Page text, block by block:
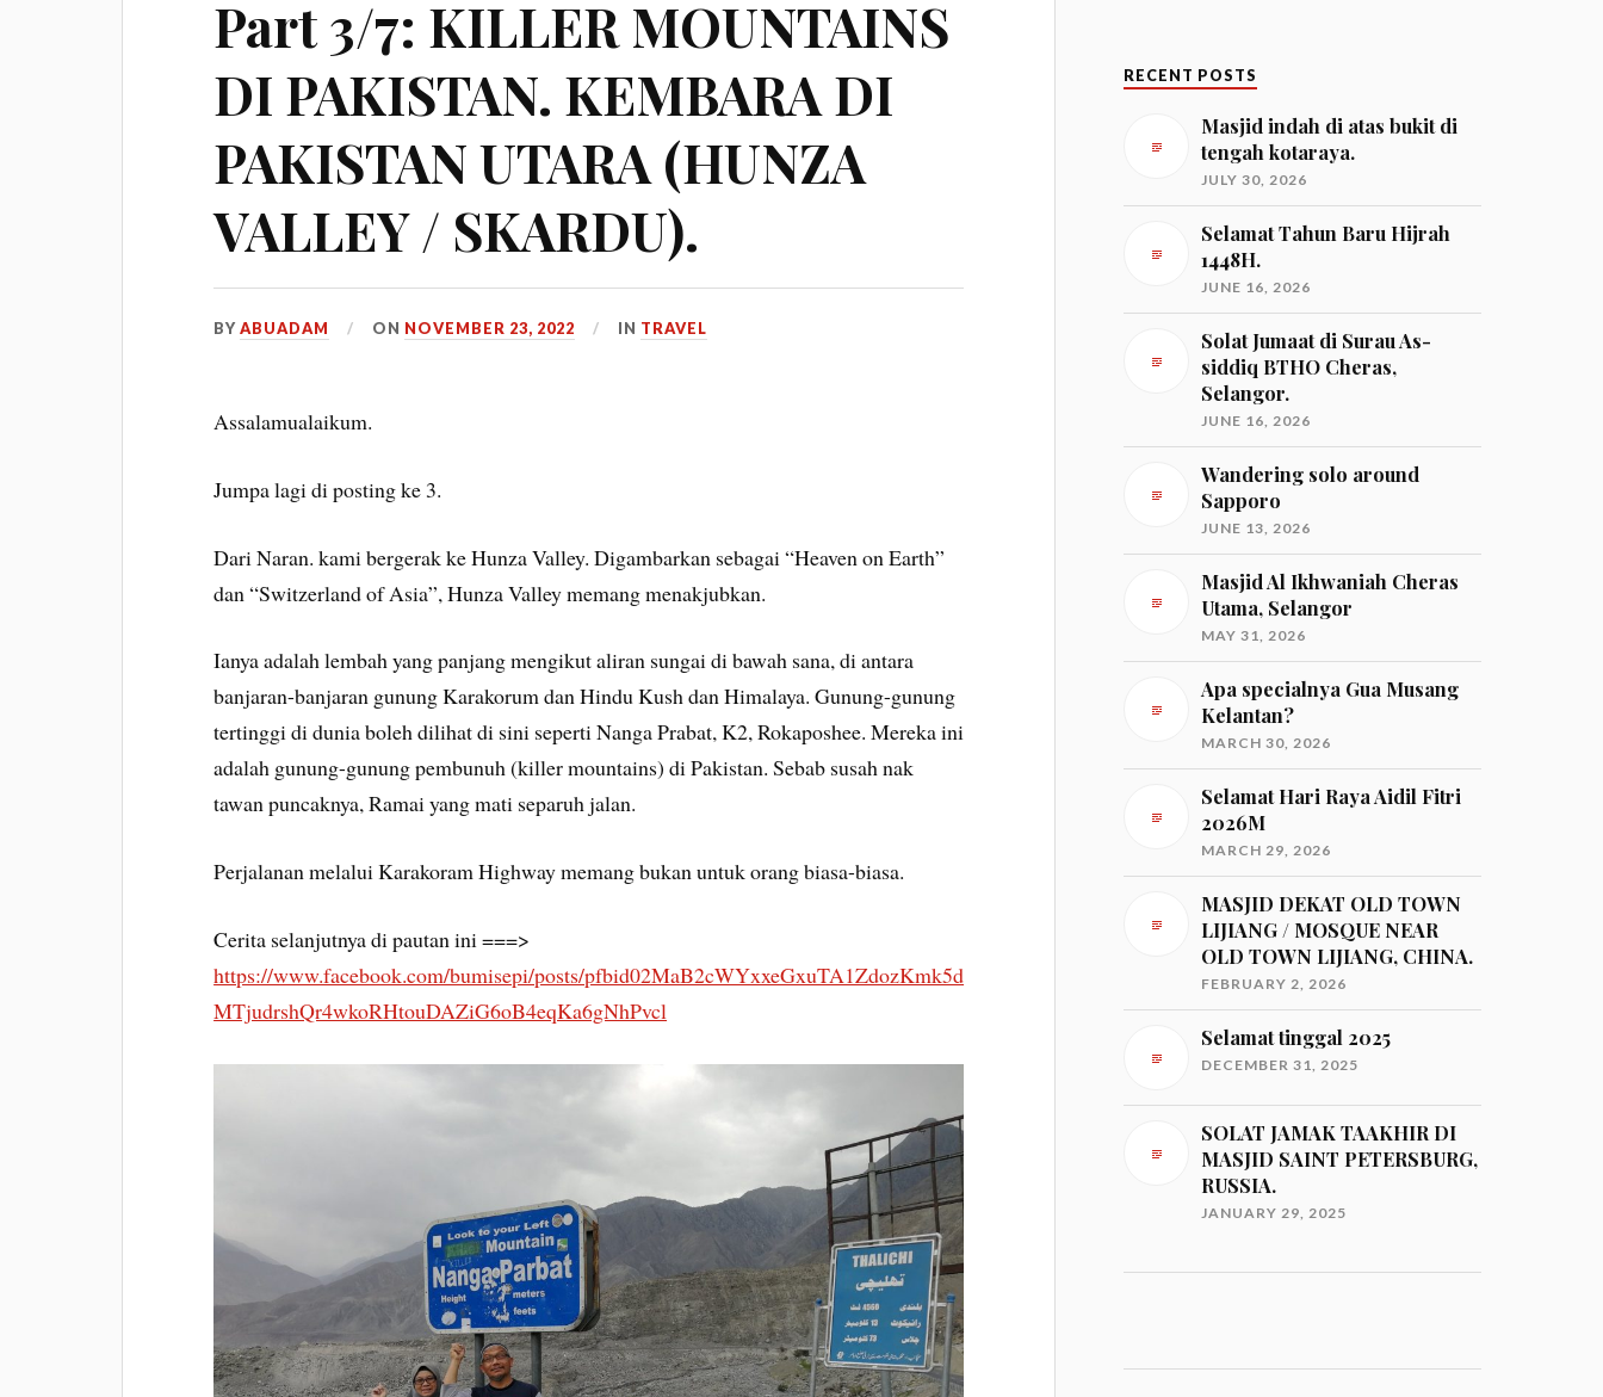
Part 3/7: KILLER MOUNTAINS
DI PAKISTAN. KEMBARA DI
PAKISTAN UTARA (HUNZA
VALLEY / SKARDU).
BYABUADAM ON NOVEMBER 23, 2022 IN TRAVEL
Assalamualaikum.
Jumpa lagi di posting ke 3.
Dari Naran. kami bergerak ke Hunza Valley. Digambarkan sebagai “Heaven on Earth”
dan “Switzerland of Asia”, Hunza Valley memang menakjubkan.
Ianya adalah lembah yang panjang mengikut aliran sungai di bawah sana, di antara
banjaran-banjaran gunung Karakorum dan Hindu Kush dan Himalaya. Gunung-gunung
tertinggi di dunia boleh dilihat di sini seperti Nanga Prabat, K2, Rokaposhee. Mereka ini
adalah gunung-gunung pembunuh (killer mountains) di Pakistan. Sebab susah nak
tawan puncaknya, Ramai yang mati separuh jalan.
Perjalanan melalui Karakoram Highway memang bukan untuk orang biasa-biasa.
Cerita selanjutnya di pautan ini ===>
https://www.facebook.com/bumisepi/posts/pfbid02MaB2cWYxxeGxuTA1ZdozKmk5d
MTjudrshQr4wkoRHtouDAZiG6oB4eqKa6gNhPvcl
RECENT POSTS
Masjid indah di atas bukit di
tengah kotaraya.
JULY 30, 2026
Selamat Tahun Baru Hijrah
1448H.
JUNE 16, 2026
Solat Jumaat di Surau As-
siddiq BTHO Cheras,
Selangor.
JUNE 16, 2026
Wandering solo around
Sapporo
JUNE 13, 2026
Masjid Al Ikhwaniah Cheras
Utama, Selangor
MAY 31, 2026
Apa specialnya Gua Musang
Kelantan?
MARCH 30, 2026
Selamat Hari Raya Aidil Fitri
2026M
MARCH 29, 2026
MASJID DEKAT OLD TOWN
LIJIANG / MOSQUE NEAR
OLD TOWN LIJIANG, CHINA.
FEBRUARY 2, 2026
Selamat tinggal 2025
DECEMBER 31, 2025
SOLAT JAMAK TAAKHIR DI
MASJID SAINT PETERSBURG,
RUSSIA.
JANUARY 29, 2025